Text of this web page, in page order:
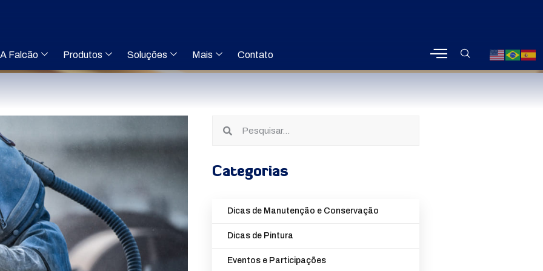
A Falcão Produtos Soluções Mais Contato
Categorias
Dicas de Manutenção e Conservação
Dicas de Pintura
Eventos e Participações